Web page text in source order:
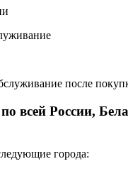
всей России,
города: